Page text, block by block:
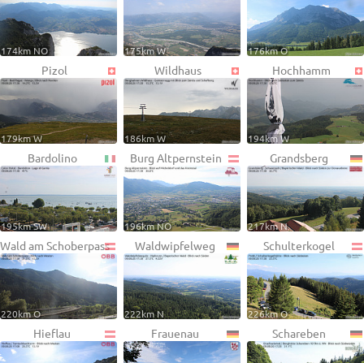
174km NO 175km W 176km O
Pizol
179km W
Wildhaus
186km W
Hochhamm
194km W
Bardolino
195km SW
Burg Altpernstein
196km NO
Grandsberg
217km N
Wald am Schoberpass
220km O
Waldwipfelweg
222km N
Schulterkogel
226km O
Hieflau Frauenau Schareben